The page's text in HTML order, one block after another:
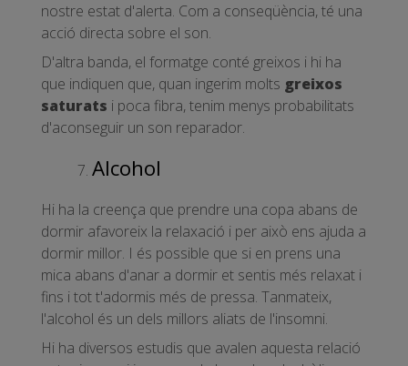
nostre estat d'alerta. Com a conseqüència, té una
acció directa sobre el son.
D'altra banda, el formatge conté greixos i hi ha
que indiquen que, quan ingerim molts greixos
saturats i poca fibra, tenim menys probabilitats
d'aconseguir un son reparador.
Alcohol
Hi ha la creença que prendre una copa abans de
dormir afavoreix la relaxació i per això ens ajuda a
dormir millor. I és possible que si en prens una
mica abans d'anar a dormir et sentis més relaxat i
fins i tot t'adormis més de pressa. Tanmateix,
l'alcohol és un dels millors aliats de l'insomni.
Hi ha diversos estudis que avalen aquesta relació